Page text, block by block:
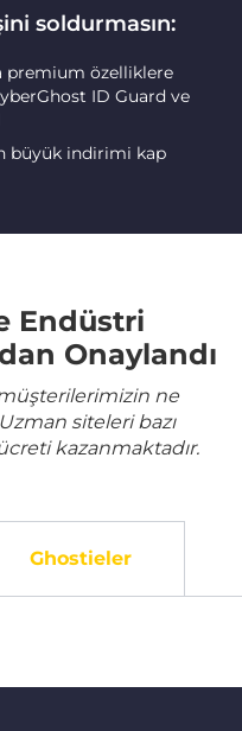
soldurmasın:
premium özelliklere
ID Guard ve
büyük indirimi kap
Endüstri
Onaylandı
ne
siteleri bazı
kazanmaktadır.
Ghostieler